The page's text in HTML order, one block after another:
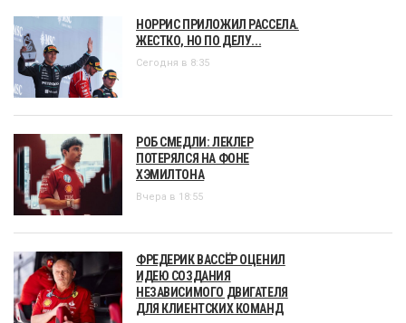
НОРРИС ПРИЛОЖИЛ РАССЕЛА.
ЖЕСТКО, НО ПО ДЕЛУ...
Сегодня в 8:35
РОБ СМЕДЛИ: ЛЕКЛЕР
ПОТЕРЯЛСЯ НА ФОНЕ
ХЭМИЛТОНА
Вчера в 18:55
ФРЕДЕРИК ВАССЁР ОЦЕНИЛ
ИДЕЮ СОЗДАНИЯ
НЕЗАВИСИМОГО ДВИГАТЕЛЯ
ДЛЯ КЛИЕНТСКИХ КОМАНД